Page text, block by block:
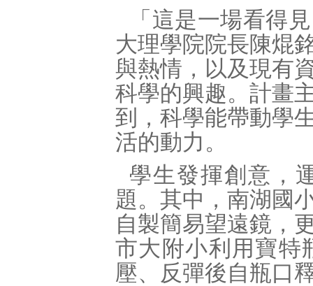
「這是一場看得
大理學院院長陳焜
與熱情，以及現有
科學的興趣。計畫
到，科學能帶動學
活的動力。
學生發揮創意，
題。其中，南湖國
自製簡易望遠鏡，
市大附小利用寶特
壓、反彈後自瓶口